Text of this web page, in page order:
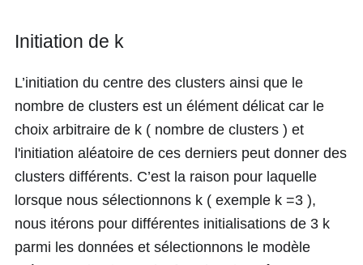
Initiation de k
L’initiation du centre des clusters ainsi que le
nombre de clusters est un élément délicat car le
choix arbitraire de k ( nombre de clusters ) et
l'initiation aléatoire de ces derniers peut donner des
clusters différents. C’est la raison pour laquelle
lorsque nous sélectionnons k ( exemple k =3 ),
nous itérons pour différentes initialisations de 3 k
parmi les données et sélectionnons le modèle